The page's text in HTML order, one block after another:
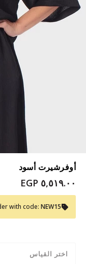
أوفرشيرت أسود
٥,٥١٩.٠٠ EGP
with code: NEW15
اختر القياس